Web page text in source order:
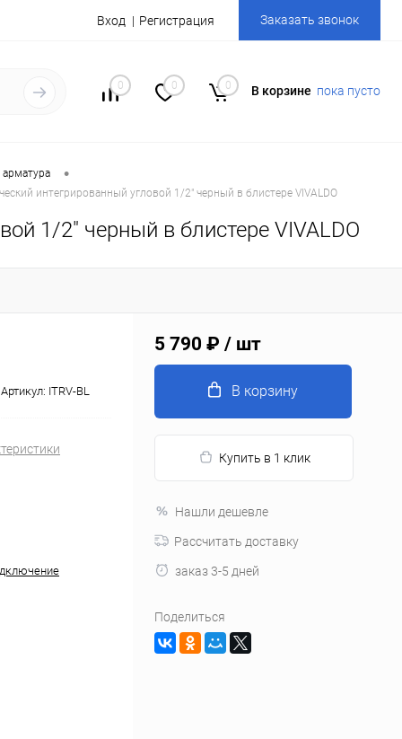
Вход Регистрация Заказать звонок
0 0 0 В корзине пока пусто
арматура •
интегрированный угловой 1/2" черный в блистере VIVALDO
1/2" черный в блистере VIVALDO
Артикул: ITRV-BL
5 790 ₽ / шт
В корзину
Купить в 1 клик
Нашли дешевле
Рассчитать доставку
заказ 3-5 дней
Поделиться